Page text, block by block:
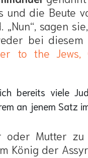
die Beute
sagen
bei diesem
to the Jews,
bereits viele
an jenem Satz
Mutter zu
König der